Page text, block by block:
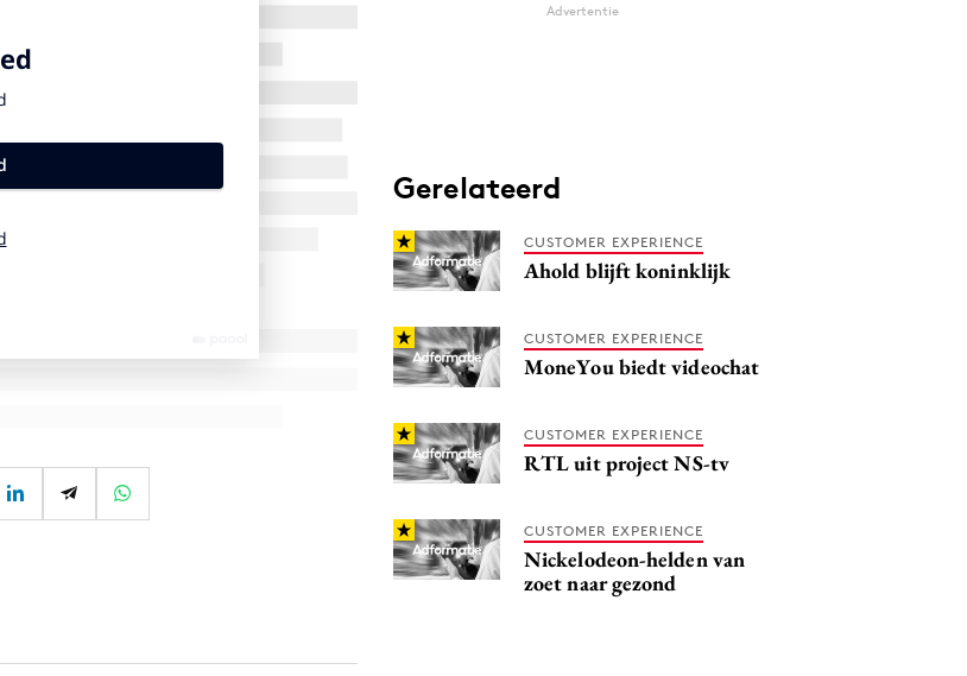
Advertentie
Gerelateerd
CUSTOMER EXPERIENCE
Ahold blijft koninklijk
CUSTOMER EXPERIENCE
MoneYou biedt videochat
CUSTOMER EXPERIENCE
RTL uit project NS-tv
CUSTOMER EXPERIENCE
Nickelodeon-helden van
zoet naar gezond